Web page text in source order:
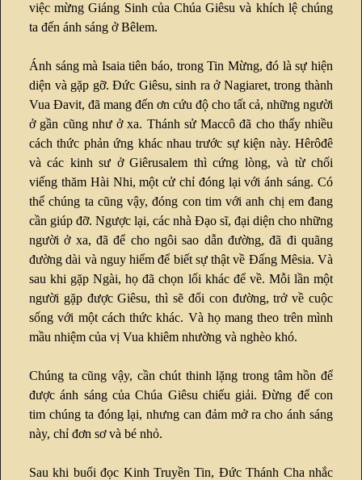
việc mừng Giáng Sinh của Chúa Giêsu và khích lệ chúng
ta đến ánh sáng ở Bêlem.
Ánh sáng mà Isaia tiên báo, trong Tin Mừng, đó là sự hiện
diện và gặp gỡ. Đức Giêsu, sinh ra ở Nagiaret, trong thành
Vua Đavit, đã mang đến ơn cứu độ cho tất cả, những người
ở gần cũng như ở xa. Thánh sử Maccô đã cho thấy nhiều
cách thức phản ứng khác nhau trước sự kiện này. Hêrôđê
và các kinh sư ở Giêrusalem thì cứng lòng, và từ chối
viếng thăm Hài Nhi, một cử chỉ đóng lại với ánh sáng. Có
thể chúng ta cũng vậy, đóng con tim với anh chị em đang
cần giúp đỡ. Ngược lại, các nhà Đạo sĩ, đại diện cho những
người ở xa, đã để cho ngôi sao dẫn đường, đã đi quãng
đường dài và nguy hiểm để biết sự thật về Đấng Mêsia. Và
sau khi gặp Ngài, họ đã chọn lối khác để về. Mỗi lần một
người gặp được Giêsu, thì sẽ đổi con đường, trở về cuộc
sống với một cách thức khác. Và họ mang theo trên mình
mầu nhiệm của vị Vua khiêm nhường và nghèo khó.
Chúng ta cũng vậy, cần chút thinh lặng trong tâm hồn để
được ánh sáng của Chúa Giêsu chiếu giải. Đừng để con
tim chúng ta đóng lại, nhưng can đảm mở ra cho ánh sáng
này, chỉ đơn sơ và bé nhỏ.
Sau khi buổi đọc Kinh Truyền Tin, Đức Thánh Cha nhắc